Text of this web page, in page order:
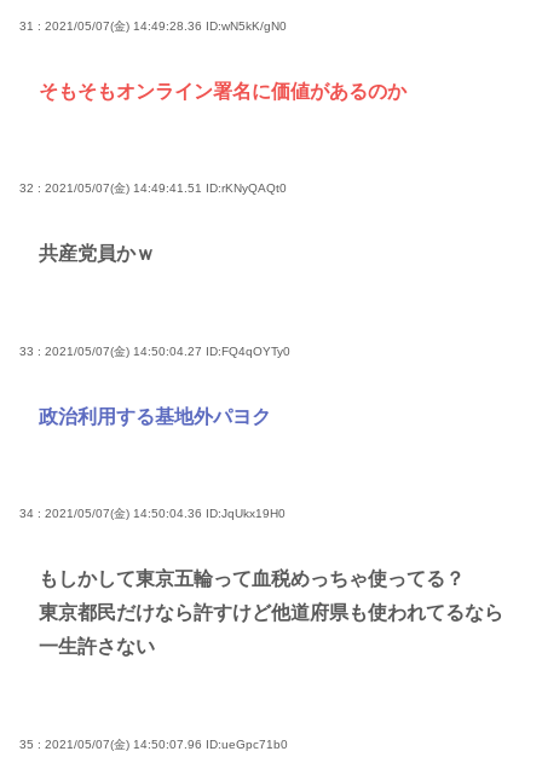
31 : 2021/05/07(金) 14:49:28.36 ID:wN5kK/gN0
そもそもオンライン署名に価値があるのか
32 : 2021/05/07(金) 14:49:41.51 ID:rKNyQAQt0
共産党員かｗ
33 : 2021/05/07(金) 14:50:04.27 ID:FQ4qOYTy0
政治利用する基地外パヨク
34 : 2021/05/07(金) 14:50:04.36 ID:JqUkx19H0
もしかして東京五輪って血税めっちゃ使ってる？
東京都民だけなら許すけど他道府県も使われてるなら
一生許さない
35 : 2021/05/07(金) 14:50:07.96 ID:ueGpc71b0